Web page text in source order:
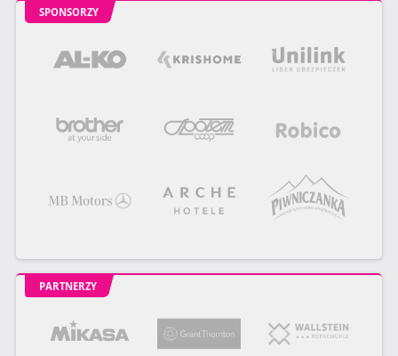
SPONSORZY
PARTNERZY